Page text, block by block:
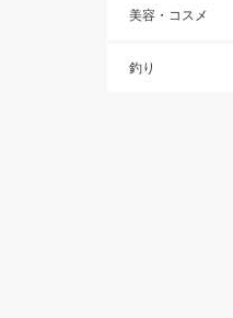
美容・コスメ
釣り